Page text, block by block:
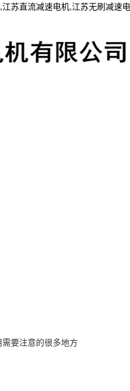
,江苏直流减速电机,江苏无刷减速
要注意的很多地方